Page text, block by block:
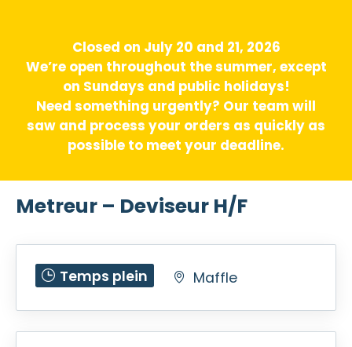
Closed on July 20 and 21, 2026
We’re open throughout the summer, except
on Sundays and public holidays!
Need something urgently? Our team will
saw and process your orders as quickly as
possible to meet your deadline.
Metreur – Deviseur H/F
Temps plein Maffle